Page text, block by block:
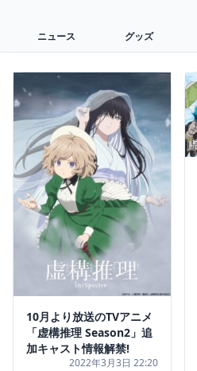
ニュース グッズ
10月より放送のTVアニメ
「虚構推理 Season2」追
加キャスト情報解禁!
2022年3月3日 22:20